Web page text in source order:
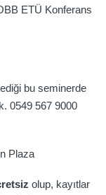
ETÜ Konferans
bu seminerde
0549 567 9000
Plaza
olup, kayıtlar